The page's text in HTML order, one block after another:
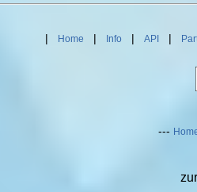
| Home | Info | API|
---